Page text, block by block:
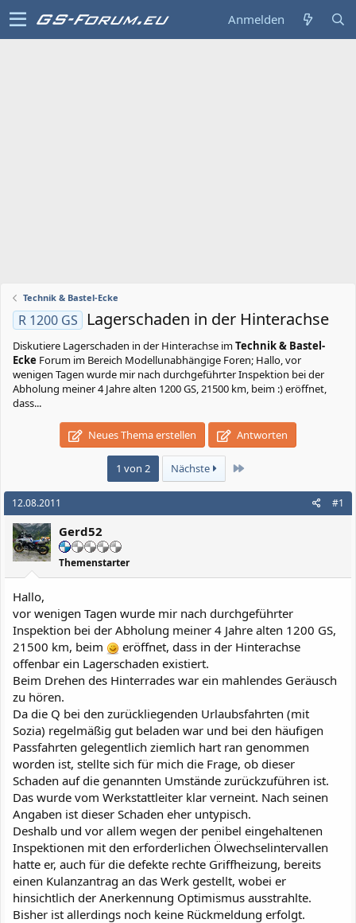
Anmelden
Technik & Bastel-Ecke
R 1200 GS Lagerschaden in der Hinterachse
Diskutiere Lagerschaden in der Hinterachse imTechnik & Bastel-
Ecke Forum im Bereich Modellunabhängige Foren; Hallo, vor
wenigen Tagen wurde mir nach durchgeführter Inspektion bei der
Abholung meiner 4 Jahre alten 1200 GS, 21500 km, beim :) eröffnet,
dass...
Neues Thema erstellen Antworten
1 von 2 Nächste Letzte
12.08.2011 #1
Gerd52
Themenstarter
Hallo,
vor wenigen Tagen wurde mir nach durchgeführter
Inspektion bei der Abholung meiner 4 Jahre alten 1200 GS,
21500 km, beim
eröffnet, dass in der Hinterachse
offenbar ein Lagerschaden existiert.
Beim Drehen des Hinterrades war ein mahlendes Geräusch
zu hören.
Da die Q bei den zurückliegenden Urlaubsfahrten (mit
Sozia) regelmäßig gut beladen war und bei den häufigen
Passfahrten gelegentlich ziemlich hart ran genommen
worden ist, stellte sich für mich die Frage, ob dieser
Schaden auf die genannten Umstände zurückzuführen ist.
Das wurde vom Werkstattleiter klar verneint. Nach seinen
Angaben ist dieser Schaden eher untypisch.
Deshalb und vor allem wegen der penibel eingehaltenen
Inspektionen mit den erforderlichen Ölwechselintervallen
hatte er, auch für die defekte rechte Griffheizung, bereits
einen Kulanzantrag an das Werk gestellt, wobei er
hinsichtlich der Anerkennung Optimismus ausstrahlte.
Bisher ist allerdings noch keine Rückmeldung erfolgt.